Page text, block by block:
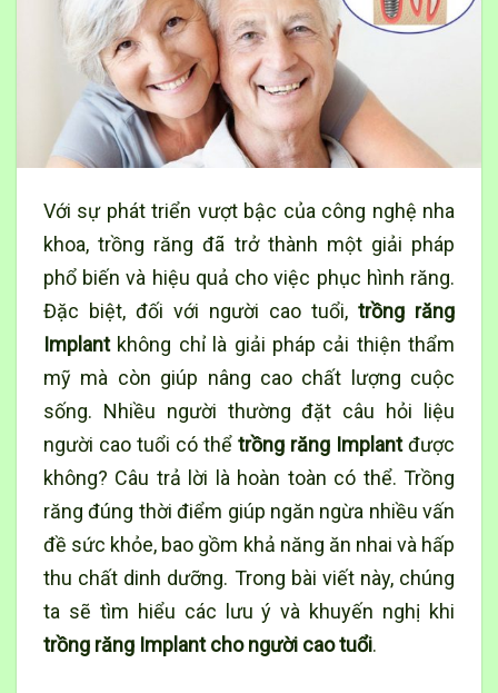
Với sự phát triển vượt bậc của công nghệ nha
khoa,trồng răngđã trở thành một giải pháp
phổ biến và hiệu quả cho việc phục hình răng.
Đặc biệt, đối với người cao tuổi, trồng răng
Implantkhông chỉ là giải pháp cải thiện thẩm
mỹ mà còn giúp nâng cao chất lượng cuộc
sống. Nhiều người thường đặt câu hỏi liệu
người cao tuổi có thể trồng răng Implantđược
không? Câu trả lời là hoàn toàn có thể. Trồng
răng đúng thời điểm giúp ngăn ngừa nhiều vấn
đề sức khỏe, bao gồm khả năng ăn nhai và hấp
thu chất dinh dưỡng. Trong bài viết này, chúng
ta sẽ tìm hiểu các lưu ý và khuyến nghị khi
trồng răng Implant cho người cao tuổi.